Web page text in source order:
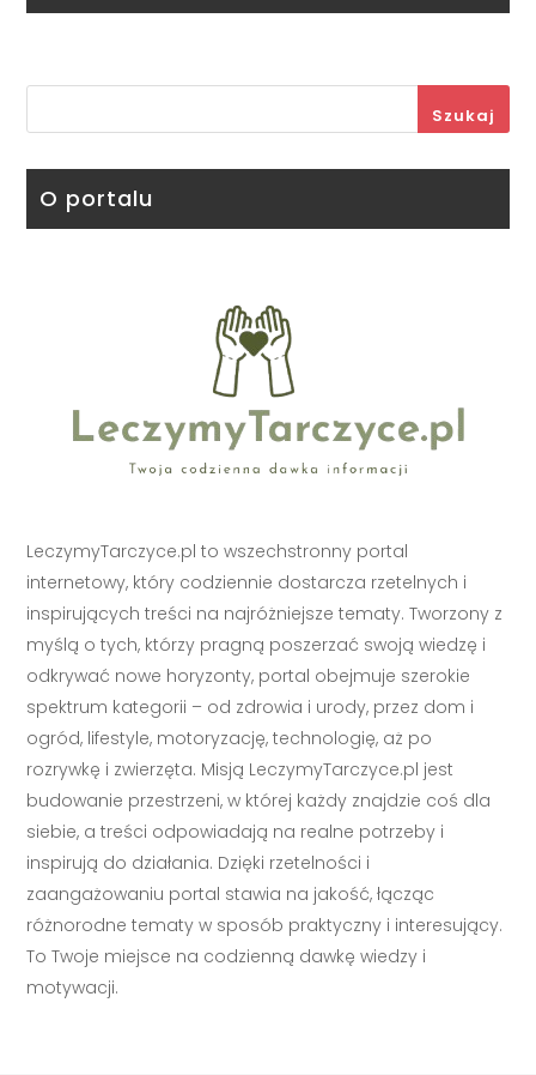
Szukaj
O portalu
LeczymyTarczyce.pl to wszechstronny portal
internetowy, który codziennie dostarcza rzetelnych i
inspirujących treści na najróżniejsze tematy. Tworzony z
myślą o tych, którzy pragną poszerzać swoją wiedzę i
odkrywać nowe horyzonty, portal obejmuje szerokie
spektrum kategorii – od zdrowia i urody, przez dom i
ogród, lifestyle, motoryzację, technologię, aż po
rozrywkę i zwierzęta. Misją LeczymyTarczyce.pl jest
budowanie przestrzeni, w której każdy znajdzie coś dla
siebie, a treści odpowiadają na realne potrzeby i
inspirują do działania. Dzięki rzetelności i
zaangażowaniu portal stawia na jakość, łącząc
różnorodne tematy w sposób praktyczny i interesujący.
To Twoje miejsce na codzienną dawkę wiedzy i
motywacji.